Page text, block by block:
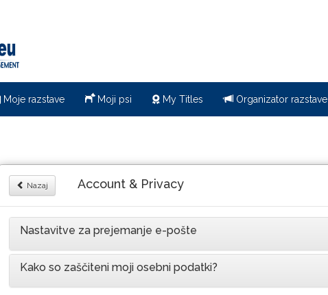
Moje razstave Moji psi My Titles Organizator razstave
Nazaj Account & Privacy
Nastavitve za prejemanje e-pošte
Kako so zaščiteni moji osebni podatki?